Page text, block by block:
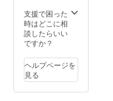
いただけず
弊社倉庫に
返送された
場合、再送
手数料およ
び送料（合
支援で困った
時はどこに相
談したらいい
ですか？
ヘルプページを
見る